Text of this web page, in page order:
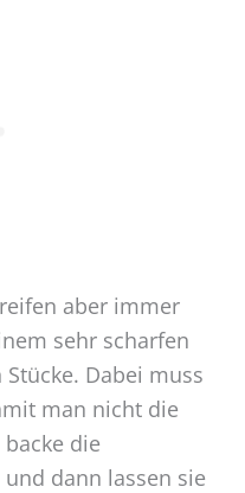
aber immer
sehr scharfen
Dabei muss
man nicht die
die
dann lassen sie